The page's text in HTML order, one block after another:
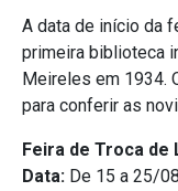
A data de início da
primeira biblioteca
Meireles em 1934.
para conferir as
Feira de Troca de
Data: De 15 a 25/08